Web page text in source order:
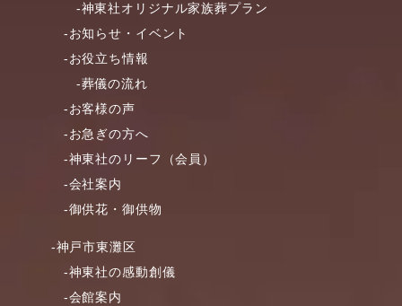
-神東社オリジナル家族葬プラン
-お知らせ・イベント
-お役立ち情報
-葬儀の流れ
-お客様の声
-お急ぎの方へ
-神東社のリーフ（会員）
-会社案内
-御供花・御供物
-神戸市東灘区
-神東社の感動創儀
-会館案内